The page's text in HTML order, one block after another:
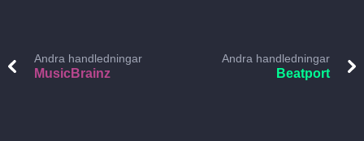
Andra handledningar
MusicBrainz
Andra handledningar
Beatport